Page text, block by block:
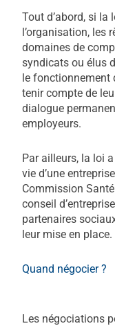
Tout d’abord, si
l’organisation, les
domaines de
syndicats ou élus
le fonctionnement
tenir compte de
dialogue
employeurs.
Par ailleurs, la loi
vie d’une
Commission
conseil
partenaires
leur mise en place.
Quand négocier ?
Les négociations